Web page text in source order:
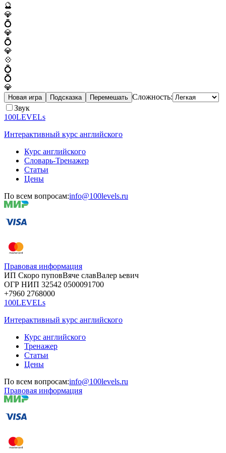
🔮
💎
💍
💎
💍
💎
💠
💍
💍
💎
Новая игра Подсказка Перемешать Сложность:
Звук
100LEVELs
Интерактивный курс английского
Курс английского
Словарь-Тренажер
Статьи
Цены
По всем вопросам:info@100levels.ru
Правовая информация
ИП Скоро пуповВяче славВалер ьевич
ОГР НИП 32542 0500091700
+7960 2768000
100LEVELs
Интерактивный курс английского
Курс английского
Тренажер
Статьи
Цены
По всем вопросам:info@100levels.ru
Правовая информация